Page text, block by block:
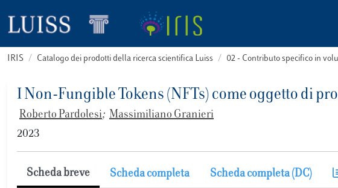
IRIS Catalogo dei prodotti della ricerca scientifica Luiss 02 - Contributo specifico in
I Non-Fungible Tokens (NFTs) come oggetto di
Roberto Pardolesi; Massimiliano Granieri
2023
Scheda breve Scheda completa Scheda completa (DC)